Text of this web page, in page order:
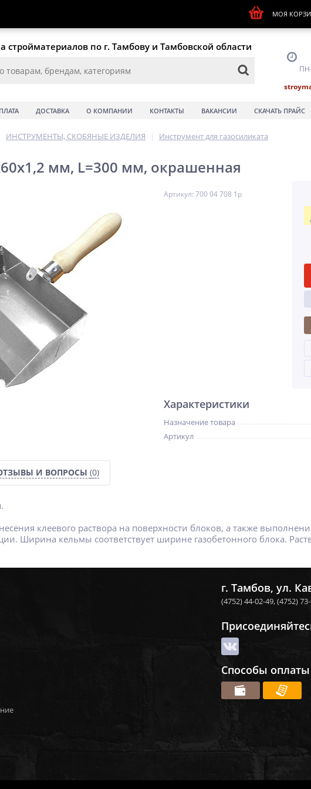
стройматериалов по г. Тамбову и Тамбовской области
ДОСТАВКА О КОМПАНИИ КОНТАКТЫ ВАКАНСИИ СКАЧАТЬ ПРАЙС
ИНСТРУМЕНТЫ, СКОБЯНЫЕ ИЗДЕЛИЯ | Инструмент для газосиликата
мм, L=300 мм, окрашенная
Артикул: 700 04 708 1р
Характеристики
Назначение товара
Артикул
И ВОПРОСЫ (0)
клеевого раствора на поверхности блоков, а также
Ширина кельмы соответствует ширине газобетонного блока.
г. Тамбов, ул.
(4752) 44-02-49,(4752)
Способы оплаты
МОЯ